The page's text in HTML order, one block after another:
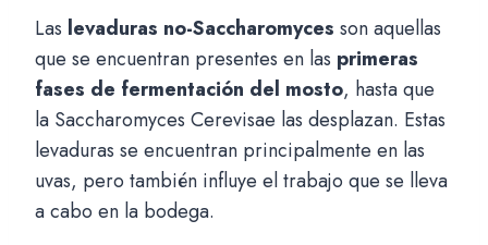
Las levaduras no-Saccharomyces son aquellas
que se encuentran presentes en las primeras
fases de fermentación del mosto, hasta que
la Saccharomyces Cerevisae las desplazan. Estas
levaduras se encuentran principalmente en las
uvas, pero también influye el trabajo que se lleva
a cabo en la bodega.